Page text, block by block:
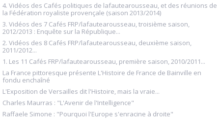
4. Vidéos des Cafés politiques de lafautearousseau, et des réunions de
la Fédération royaliste provençale (saison 2013/2014)
3. Vidéos des 7 Cafés FRP/lafautearousseau, troisième saison,
2012/2013 : Enquête sur la République...
2. Vidéos des 8 Cafés FRP/lafautearousseau, deuxième saison,
2011/2012...
1. Les 11 Cafés FRP/lafautearousseau, première saison, 2010/2011...
La France pittoresque présente L'Histoire de France de Bainville en
fondu enchaîné
L'Exposition de Versailles dit l'Histoire, mais la vraie...
Charles Maurras : "L'Avenir de l'Intelligence"
Raffaele Simone : "Pourquoi l'Europe s'enracine à droite"